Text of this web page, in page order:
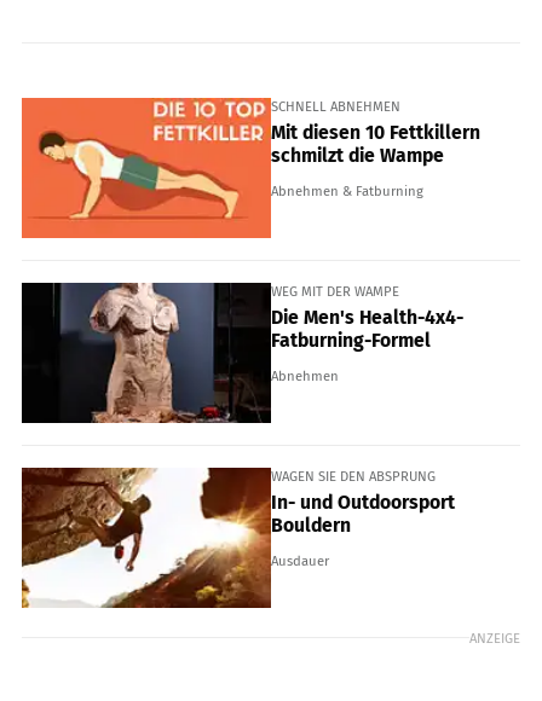
SCHNELL ABNEHMEN
Mit diesen 10 Fettkillern
schmilzt die Wampe
Abnehmen & Fatburning
WEG MIT DER WAMPE
Die Men's Health-4x4-
Fatburning-Formel
Abnehmen
WAGEN SIE DEN ABSPRUNG
In- und Outdoorsport
Bouldern
Ausdauer
ANZEIGE